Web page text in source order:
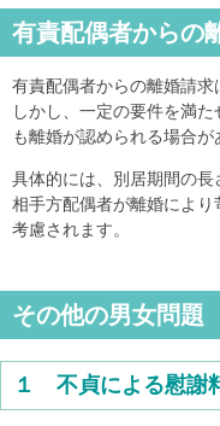
有責配偶者からの
有責配偶者からの離婚請求
しかし、一定の要件を満
も離婚が認められる場合が
具体的には、別居期間の長
相手方配偶者が離婚によ
考慮されます。
その他の男女問題
１ 不貞による慰謝